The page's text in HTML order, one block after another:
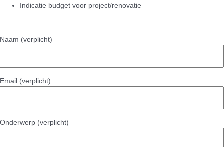
Indicatie budget voor project/renovatie
Naam (verplicht)
Email (verplicht)
Onderwerp (verplicht)